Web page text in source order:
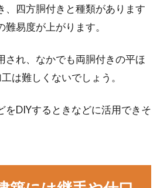
、四方胴付きと種類があります
易度が上がります。
され、なかでも両胴付きの平ほ
は難しくないでしょう。
をDIYするときなどに活用できそ